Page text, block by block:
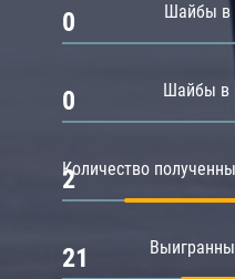
Шайбы в
0
Шайбы в
0
Количество
2
21